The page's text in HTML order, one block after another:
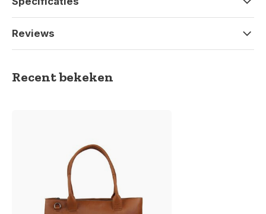
Reviews
Recent bekeken